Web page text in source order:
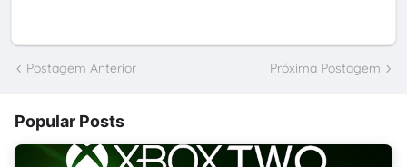
Postagem Anterior Próxima Postagem
Popular Posts